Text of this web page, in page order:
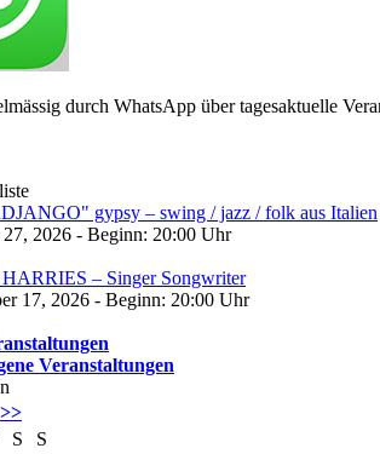
durch WhatsApp über tagesaktuelle
gypsy – swing / jazz / folk aus Italien
2026 - Beginn: 20:00 Uhr
– Singer Songwriter
17, 2026 - Beginn: 20:00 Uhr
Veranstaltungen
>>
S
S